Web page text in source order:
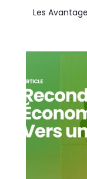
Les